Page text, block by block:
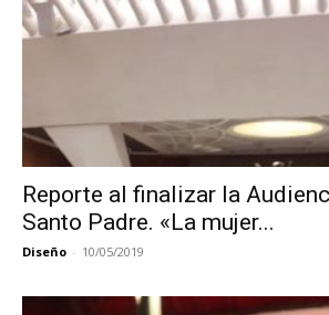
Toro
Reporte al finalizar la
Santo Padre. «La mujer...
Diseño - 10/05/2019